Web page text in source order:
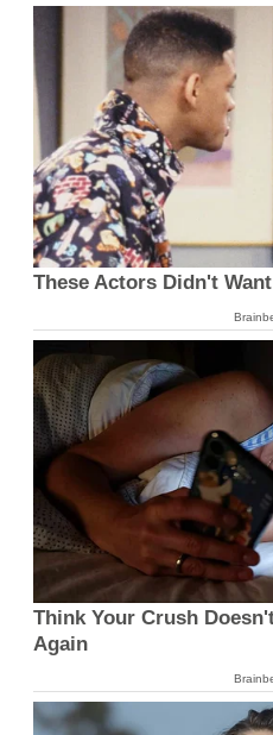
These Actors Didn't
Think Your Crush
Again